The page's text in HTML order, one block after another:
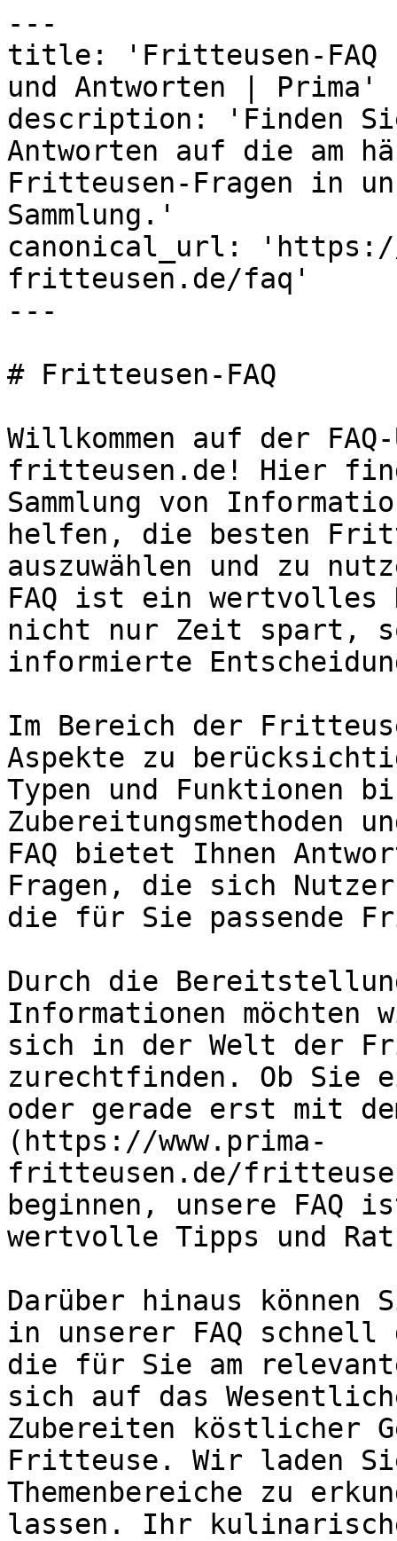
---
title: 'Fritteusen-FAQ
und Antworten | Prima'
description: 'Finden
Antworten auf die am
Fritteusen-Fragen in
Sammlung.'
canonical_url: 'https://
fritteusen.de/faq'
---
# Fritteusen-FAQ
Willkommen auf der
fritteusen.de! Hier
Sammlung von
helfen, die besten
auszuwählen und zu
FAQ ist ein
nicht nur Zeit spart,
informierte
Im Bereich der
Aspekte zu
Typen und Funktionen
Zubereitungsmethoden
FAQ bietet Ihnen
Fragen, die sich
die für Sie passende
Durch die
Informationen
sich in der Welt der
zurechtfinden. Ob Sie
oder gerade erst mit
(https://www.prima-
fritteusen.de/
beginnen, unsere FAQ
wertvolle Tipps und
Darüber hinaus
in unserer FAQ
die für Sie am
sich auf das
Zubereiten köstlicher
Fritteuse. Wir laden
Themenbereiche zu
lassen. Ihr